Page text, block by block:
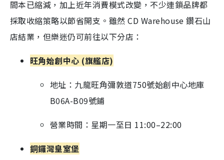
間本已縮減，加上近年消費模式改變，不少連鎖品牌都
採取收縮策略以節省開支。雖然 CD Warehouse 鑽石山
店結業，但樂迷仍可前往以下分店：
旺角始創中心 (旗艦店)
地址：九龍旺角彌敦道750號始創中心地庫
B06A-B09號鋪
營業時間：星期一至日 11:00–22:00
銅鑼灣皇室堡